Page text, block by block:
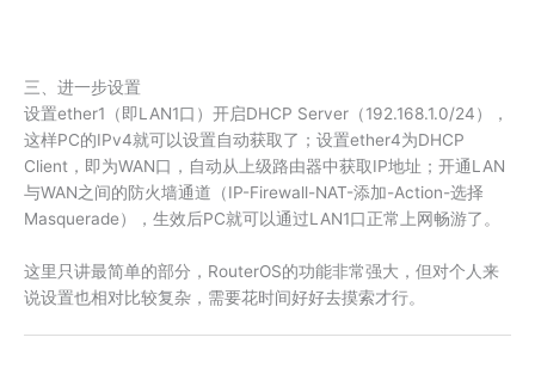
三、进一步设置
设置ether1（即LAN1口）开启DHCP Server（192.168.1.0/24），
这样PC的IPv4就可以设置自动获取了；设置ether4为DHCP
Client，即为WAN口，自动从上级路由器中获取IP地址；开通LAN
与WAN之间的防火墙通道（IP-Firewall-NAT-添加-Action-选择
Masquerade），生效后PC就可以通过LAN1口正常上网畅游了。
这里只讲最简单的部分，RouterOS的功能非常强大，但对个人来
说设置也相对比较复杂，需要花时间好好去摸索才行。